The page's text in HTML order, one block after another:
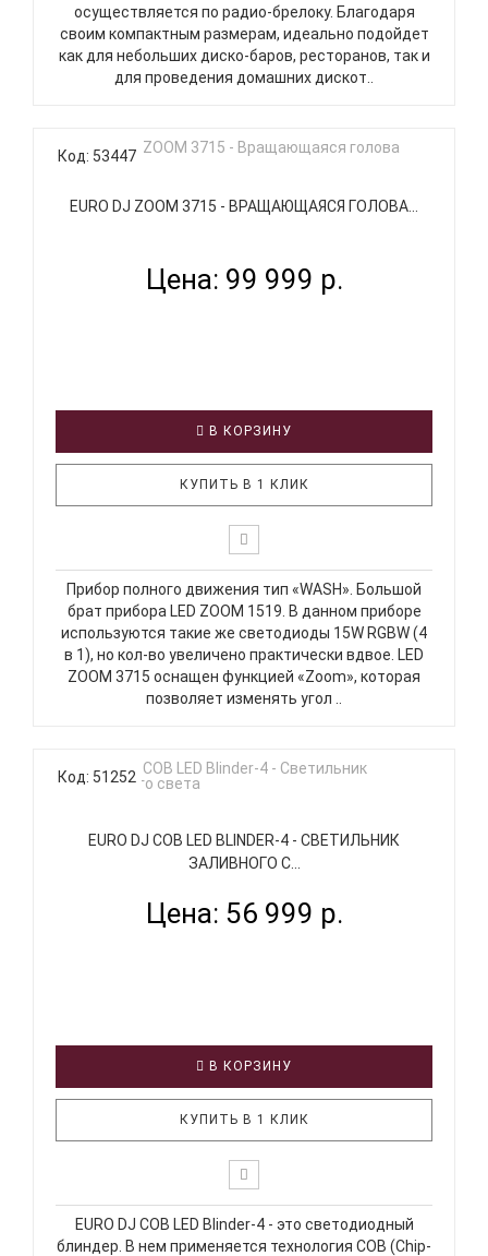
осуществляется по радио-брелоку. Благодаря
своим компактным размерам, идеально подойдет
как для небольших диско-баров, ресторанов, так и
для проведения домашних дискот..
Код: 53447
EURO DJ ZOOM 3715 - ВРАЩАЮЩАЯСЯ ГОЛОВА...
Цена: 99 999 р.
В КОРЗИНУ
КУПИТЬ В 1 КЛИК
Прибор полного движения тип «WASH». Большой
брат прибора LED ZOOM 1519. В данном приборе
используются такие же светодиоды 15W RGBW (4
в 1), но кол-во увеличено практически вдвое. LED
ZOOM 3715 оснащен функцией «Zoom», которая
позволяет изменять угол ..
Код: 51252
EURO DJ COB LED BLINDER-4 - СВЕТИЛЬНИК
ЗАЛИВНОГО С...
Цена: 56 999 р.
В КОРЗИНУ
КУПИТЬ В 1 КЛИК
EURO DJ COB LED Blinder-4 - это светодиодный
блиндер. В нем применяется технология COB (Chip-